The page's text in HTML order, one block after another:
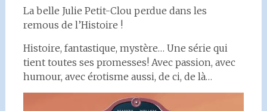
La belle Julie Petit-Clou perdue dans les
remous de l’Histoire !
Histoire, fantastique, mystère… Une série qui
tient toutes ses promesses! Avec passion, avec
humour, avec érotisme aussi, de ci, de là…